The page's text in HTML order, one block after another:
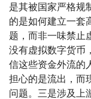
是其被国家严格规
的是如何建立一套
题，而非一味禁止
没有虚拟数字货币
信这些资金外流的
担心的是流出，而
问题。三是涉及上